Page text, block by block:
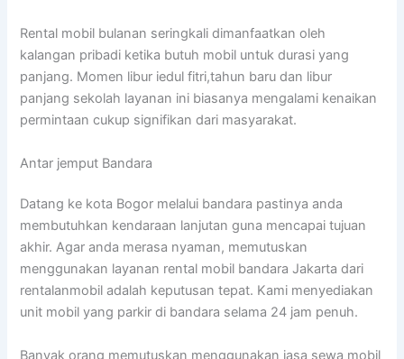
Rental mobil bulanan seringkali dimanfaatkan oleh
kalangan pribadi ketika butuh mobil untuk durasi yang
panjang. Momen libur iedul fitri,tahun baru dan libur
panjang sekolah layanan ini biasanya mengalami kenaikan
permintaan cukup signifikan dari masyarakat.
Antar jemput Bandara
Datang ke kota Bogor melalui bandara pastinya anda
membutuhkan kendaraan lanjutan guna mencapai tujuan
akhir. Agar anda merasa nyaman, memutuskan
menggunakan layanan rental mobil bandara Jakarta dari
rentalanmobil adalah keputusan tepat. Kami menyediakan
unit mobil yang parkir di bandara selama 24 jam penuh.
Banyak orang memutuskan menggunakan jasa sewa mobil